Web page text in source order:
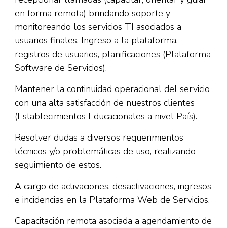
en forma remota) brindando soporte y
monitoreando los servicios TI asociados a
usuarios finales, Ingreso a la plataforma,
registros de usuarios, planificaciones (Plataforma
Software de Servicios).
Mantener la continuidad operacional del servicio
con una alta satisfacción de nuestros clientes
(Establecimientos Educacionales a nivel País).
Resolver dudas a diversos requerimientos
técnicos y/o problemáticas de uso, realizando
seguimiento de estos.
A cargo de activaciones, desactivaciones, ingresos
e incidencias en la Plataforma Web de Servicios.
Capacitación remota asociada a agendamiento de